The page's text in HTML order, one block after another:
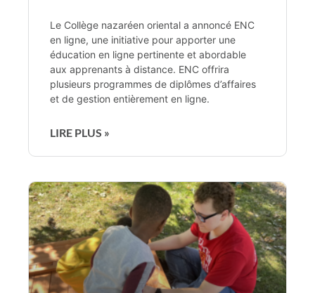
Le Collège nazaréen oriental a annoncé ENC
en ligne, une initiative pour apporter une
éducation en ligne pertinente et abordable
aux apprenants à distance. ENC offrira
plusieurs programmes de diplômes d’affaires
et de gestion entièrement en ligne.
LIRE PLUS »